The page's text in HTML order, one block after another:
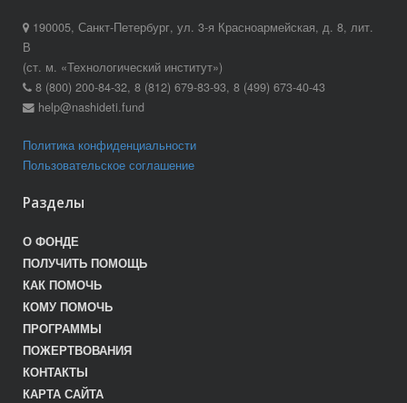
190005, Санкт-Петербург, ул. 3-я Красноармейская, д. 8, лит.
В
(ст. м. «Технологический институт»)
8 (800) 200-84-32, 8 (812) 679-83-93, 8 (499) 673-40-43
help@nashideti.fund
Политика конфиденциальности
Пользовательское соглашение
Разделы
О ФОНДЕ
ПОЛУЧИТЬ ПОМОЩЬ
КАК ПОМОЧЬ
КОМУ ПОМОЧЬ
ПРОГРАММЫ
ПОЖЕРТВОВАНИЯ
КОНТАКТЫ
КАРТА САЙТА